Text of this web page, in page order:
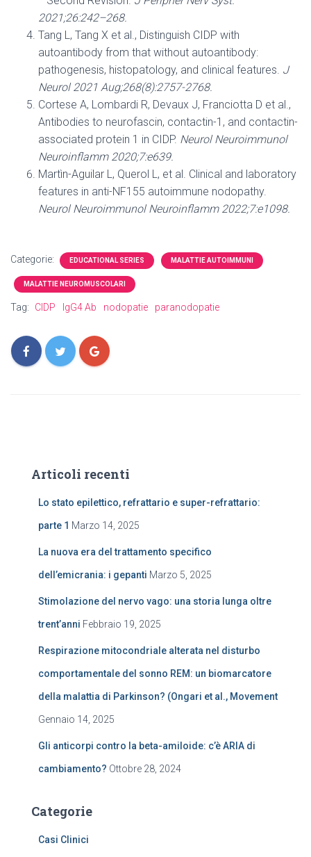
2021;26:242–268.
Tang L, Tang X et al., Distinguish CIDP with
autoantibody from that without autoantibody:
pathogenesis, histopatology, and clinical features. J
Neurol 2021 Aug;268(8):2757-2768.
Cortese A, Lombardi R, Devaux J, Franciotta D et al.,
Antibodies to neurofascin, contactin-1, and contactin-
associated protein 1 in CIDP. Neurol Neuroimmunol
Neuroinflamm 2020;7:e639.
Martìn-Aguilar L, Querol L, et al. Clinical and laboratory
features in anti-NF155 autoimmune nodopathy.
Neurol Neuroimmunol Neuroinflamm 2022;7:e1098.
Categorie: EDUCATIONAL SERIES MALATTIE AUTOIMMUNI
MALATTIE NEUROMUSCOLARI
Tag: CIDP IgG4 Ab nodopatie paranodopatie
Articoli recenti
Lo stato epilettico, refrattario e super-refrattario:
parte 1 Marzo 14, 2025
La nuova era del trattamento specifico
dell’emicrania: i gepanti Marzo 5, 2025
Stimolazione del nervo vago: una storia lunga oltre
trent’anni Febbraio 19, 2025
Respirazione mitocondriale alterata nel disturbo
comportamentale del sonno REM: un biomarcatore
della malattia di Parkinson? (Ongari et al., Movement
Gennaio 14, 2025
Gli anticorpi contro la beta-amiloide: c’è ARIA di
cambiamento? Ottobre 28, 2024
Categorie
Casi Clinici